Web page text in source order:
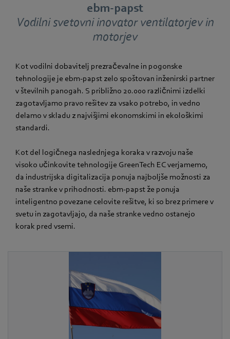
ebm‑papst
Vodilni svetovni inovator ventilatorjev in
motorjev
Kot vodilni dobavitelj prezračevalne in pogonske
tehnologije je ebm‑papst zelo spoštovan inženirski partner
v številnih panogah. S približno 20.000 različnimi izdelki
zagotavljamo pravo rešitev za vsako potrebo, in vedno
delamo v skladu z najvišjimi ekonomskimi in ekološkimi
standardi.
Kot del logičnega naslednjega koraka v razvoju naše
visoko učinkovite tehnologije GreenTech EC verjamemo,
da industrijska digitalizacija ponuja najboljše možnosti za
naše stranke v prihodnosti. ebm‑papst že ponuja
inteligentno povezane celovite rešitve, ki so brez primere v
svetu in zagotavljajo, da naše stranke vedno ostanejo
korak pred vsemi.